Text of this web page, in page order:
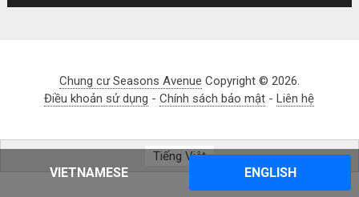
Chung cư Seasons Avenue Copyright © 2026.
Điều khoản sử dụng -Chính sách bảo mật -Liên hệ
VIETNAMESE ENGLISH
Tiếng Việt